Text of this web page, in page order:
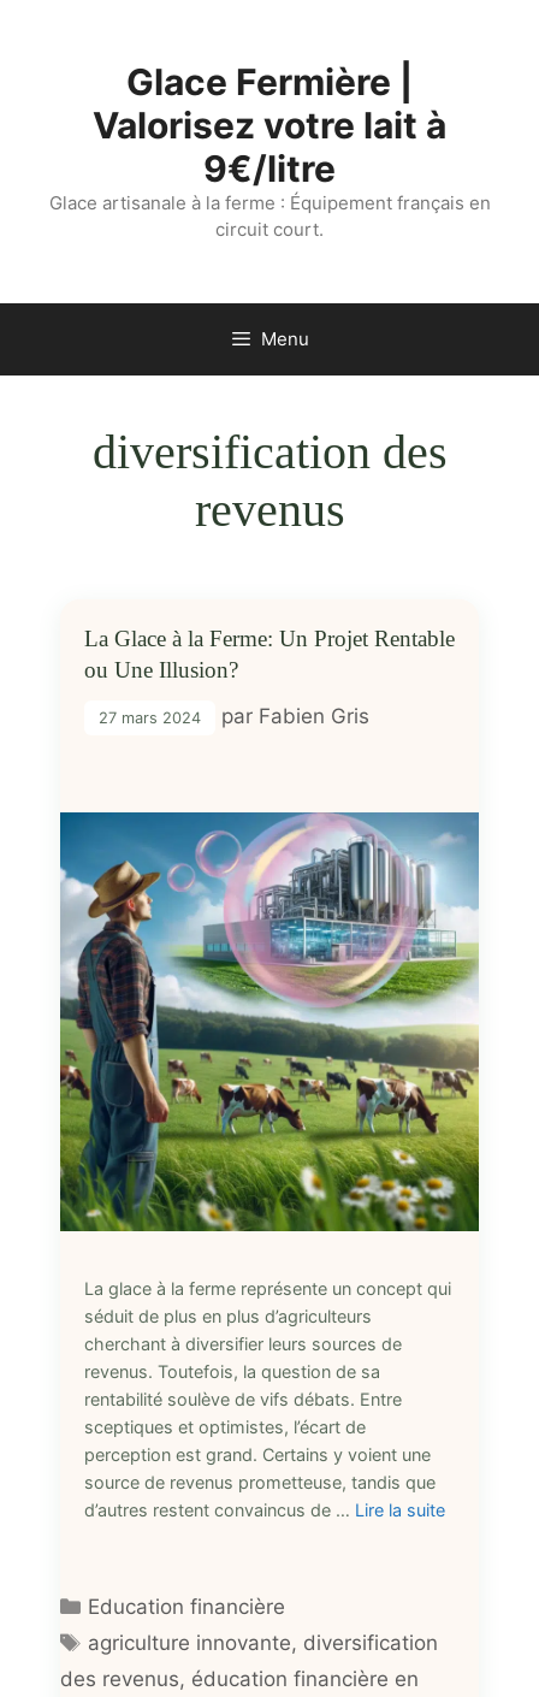
Glace Fermière |
Valorisez votre lait à
9€/litre
Glace artisanale à la ferme : Équipement français en
circuit court.
Menu
diversification des
revenus
La Glace à la Ferme: Un Projet Rentable
ou Une Illusion?
27 mars 2024 par Fabien Gris
La glace à la ferme représente un concept qui
séduit de plus en plus d’agriculteurs
cherchant à diversifier leurs sources de
revenus. Toutefois, la question de sa
rentabilité soulève de vifs débats. Entre
sceptiques et optimistes, l’écart de
perception est grand. Certains y voient une
source de revenus prometteuse, tandis que
d’autres restent convaincus de … Lire la suite
Catégories
Education financière
Étiquettes
agriculture innovante, diversification
des revenus, éducation financière en